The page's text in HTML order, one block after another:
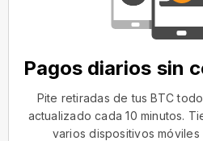
Pagos diarios sin
Pite retiradas de tus BTC
actualizado cada 10 minutos.
varios dispositivos móviles